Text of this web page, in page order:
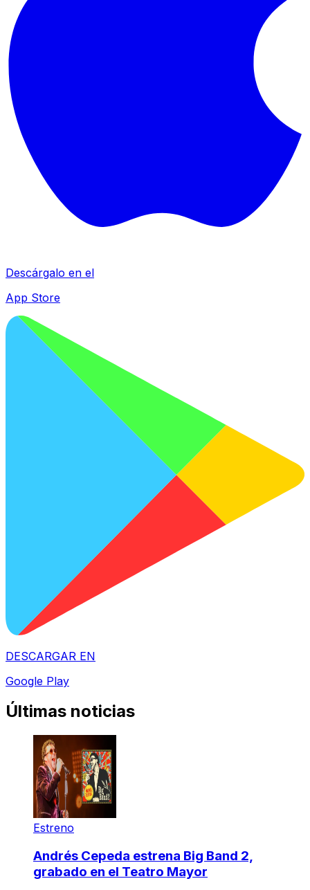
Descárgalo en el
App Store
DESCARGAR EN
Google Play
Últimas noticias
Estreno
Andrés Cepeda estrena Big Band 2,
grabado en el Teatro Mayor